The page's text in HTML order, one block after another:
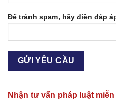
Để tránh spam, hãy điền đáp
Nhận tư vấn pháp luật